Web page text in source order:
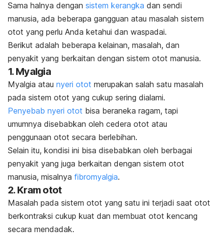
Sama halnya dengan sistem kerangka dan sendi
manusia, ada beberapa gangguan atau masalah sistem
otot yang perlu Anda ketahui dan waspadai.
Berikut adalah beberapa kelainan, masalah, dan
penyakit yang berkaitan dengan sistem otot manusia.
1. Myalgia
Myalgia atau nyeri otot merupakan salah satu masalah
pada sistem otot yang cukup sering dialami.
Penyebab nyeri otot bisa beraneka ragam, tapi
umumnya disebabkan oleh cedera otot atau
penggunaan otot secara berlebihan.
Selain itu, kondisi ini bisa disebabkan oleh berbagai
penyakit yang juga berkaitan dengan sistem otot
manusia, misalnya fibromyalgia.
2. Kram otot
Masalah pada sistem otot yang satu ini terjadi saat otot
berkontraksi cukup kuat dan membuat otot kencang
secara mendadak.